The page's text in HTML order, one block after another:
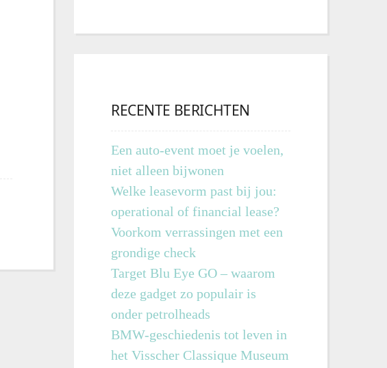
RECENTE BERICHTEN
Een auto-event moet je voelen,
niet alleen bijwonen
Welke leasevorm past bij jou:
operational of financial lease?
Voorkom verrassingen met een
grondige check
Target Blu Eye GO – waarom
deze gadget zo populair is
onder petrolheads
BMW-geschiedenis tot leven in
het Visscher Classique Museum